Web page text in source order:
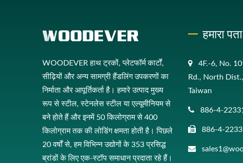
WOODEVER हाथ ट्रकों, प्लेटफॉर्म कार्टों,
सीढ़ियों और अन्य सामग्री हैंडलिंग उपकरणों का
निर्माता और आपूर्तिकर्ता है। हमारे उत्पाद मुख्य
रूप से स्टील, स्टेनलेस स्टील या एल्यूमीनियम से
बने होते हैं और इनमें 50 किलोग्राम से 400
किलोग्राम तक की लोडिंग क्षमता होती है। पिछले
20 वर्षों से, हम विभिन्न उद्योगों के 353 प्रसिद्ध
ब्रांडों के लिए एक-स्टॉप समाधान प्रदाता रहे हैं।
हमारा पता
4F.-6, No.
Rd., North
Taiwan
886-4-
886-4-